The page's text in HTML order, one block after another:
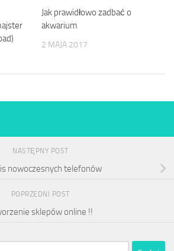
Jak prawidłowo zadbać o
akwarium
2 MAJA 2017
NASTĘPNY POST
nowoczesnych telefonów
POPRZEDNI POST
sklepów online !!